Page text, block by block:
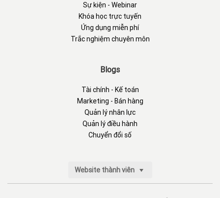
Sự kiện - Webinar
Khóa học trực tuyến
Ứng dụng miễn phí
Trắc nghiệm chuyên môn
Blogs
Tài chính - Kế toán
Marketing - Bán hàng
Quản lý nhân lực
Quản lý điều hành
Chuyển đổi số
Website thành viên